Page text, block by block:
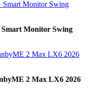
Monitor Swing
2 Max LX6 2026